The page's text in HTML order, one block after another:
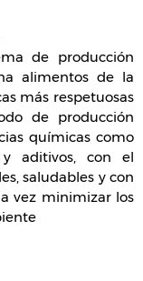
de producción
alimentos de la
más respetuosas
de producción
químicas como
y aditivos, con el
saludables y con
vez minimizar los